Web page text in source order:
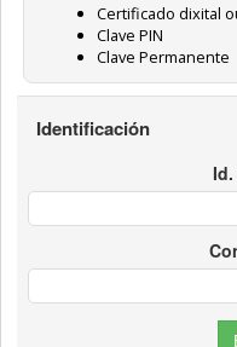
Certificado dixital
Clave PIN
Clave Permanente
Identificación